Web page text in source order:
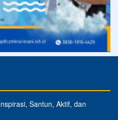
Santun, Aktif, dan